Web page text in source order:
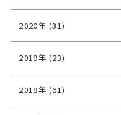
2020年 (31)
2019年 (23)
2018年 (61)